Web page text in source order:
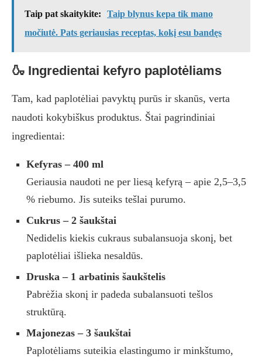
Taip pat skaitykite:
Taip blynus kepa tik mano
močiutė. Pats geriausias receptas, kokį esu bandęs
🍶 Ingredientai kefyro paplotėliams
Tam, kad paplotėliai pavyktų purūs ir skanūs, verta
naudoti kokybiškus produktus. Štai pagrindiniai
ingredientai:
Kefyras – 400 ml
Geriausia naudoti ne per liesą kefyrą – apie 2,5–3,5
% riebumo. Jis suteiks tešlai purumo.
Cukrus – 2 šaukštai
Nedidelis kiekis cukraus subalansuoja skonį, bet
paplotėliai išlieka nesaldūs.
Druska – 1 arbatinis šaukštelis
Pabrėžia skonį ir padeda subalansuoti tešlos
struktūrą.
Majonezas – 3 šaukštai
Paplotėliams suteikia elastingumo ir minkštumo,